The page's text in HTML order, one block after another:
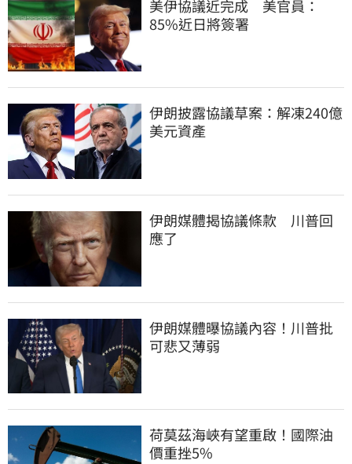
美伊協議近完成　美官員：
85%近日將簽署
伊朗披露協議草案：解凍240億
美元資產
伊朗媒體揭協議條款　川普回
應了
伊朗媒體曝協議內容！川普批
可悲又薄弱
荷莫茲海峽有望重啟！國際油
價重挫5%